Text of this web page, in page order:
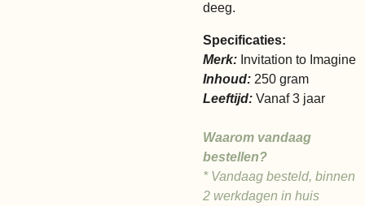
deeg.
Specificaties:
Merk: Invitation to Imagine
Inhoud: 250 gram
Leeftijd: Vanaf 3 jaar
Waarom vandaag
bestellen?
* Vandaag besteld, binnen
2 werkdagen in huis